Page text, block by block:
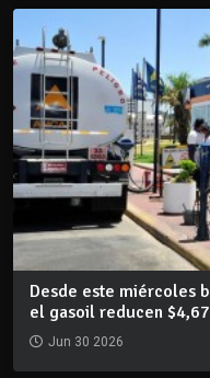
Desde este miércoles
el gasoil reducen
Jun 30 2026